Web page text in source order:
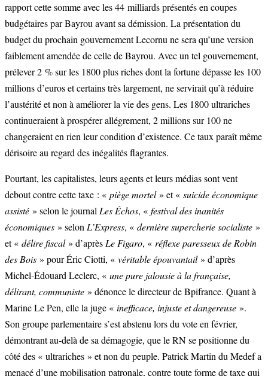
rapport cette somme avec les 44 milliards présentés en coupes
budgétaires par Bayrou avant sa démission. La présentation du
budget du prochain gouvernement Lecornu ne sera qu’une version
faiblement amendée de celle de Bayrou. Avec un tel gouvernement,
prélever 2 % sur les 1800 plus riches dont la fortune dépasse les 100
millions d’euros et certains très largement, ne servirait qu’à réduire
l’austérité et non à améliorer la vie des gens. Les 1800 ultrariches
continueraient à prospérer allégrement, 2 millions sur 100 ne
changeraient en rien leur condition d’existence. Ce taux paraît même
dérisoire au regard des inégalités flagrantes.
Pourtant, les capitalistes, leurs agents et leurs médias sont vent
debout contre cette taxe : « piège mortel» et « suicide économique
assisté » selon le journal Les Échos, « festival des inanités
économiques » selon L’Express, « dernière supercherie socialiste »
et « délire fiscal» d’après Le Figaro, « réflexe paresseux de Robin
des Bois » pour Éric Ciotti, « véritable épouvantail» d’après
Michel-Édouard Leclerc, « une pure jalousie à la française,
délirant, communiste » dénonce le directeur de Bpifrance. Quant à
Marine Le Pen, elle la juge « inefficace, injuste et dangereuse ».
Son groupe parlementaire s’est abstenu lors du vote en février,
démontrant au-delà de sa démagogie, que le RN se positionne du
côté des « ultrariches » et non du peuple. Patrick Martin du Medef a
menacé d’unemobilisation patronale, contre toute forme de taxe qui